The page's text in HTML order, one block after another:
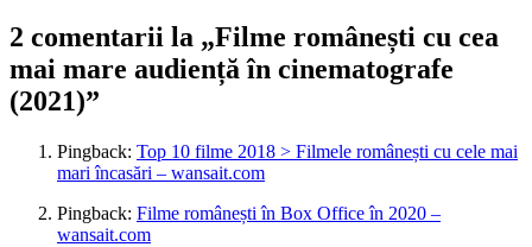
2 comentarii la „Filme românești cu cea
mai mare audiență în cinematografe
(2021)”
Pingback: Top 10 filme 2018 > Filmele românești cu cele mai
mari încasări – wansait.com
Pingback: Filme românești în Box Office în 2020 –
wansait.com